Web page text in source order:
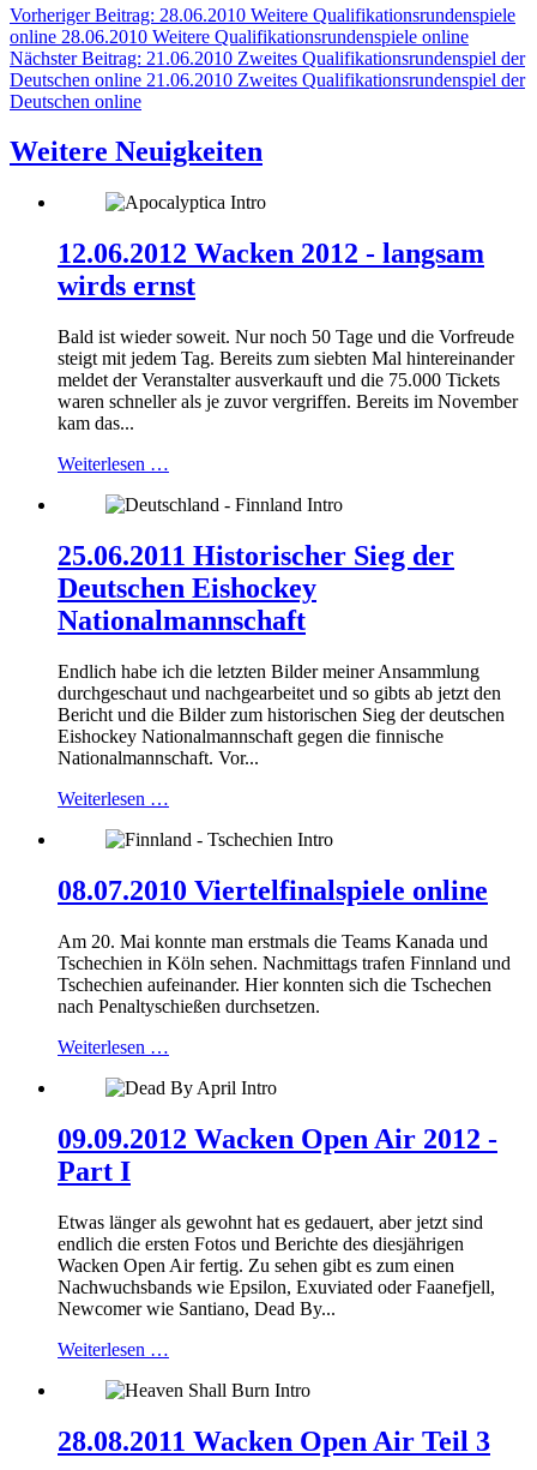
Vorheriger Beitrag: 28.06.2010 Weitere Qualifikationsrundenspiele
online 28.06.2010 Weitere Qualifikationsrundenspiele online
Nächster Beitrag: 21.06.2010 Zweites Qualifikationsrundenspiel der
Deutschen online 21.06.2010 Zweites Qualifikationsrundenspiel der
Deutschen online
Weitere Neuigkeiten
12.06.2012 Wacken 2012 - langsam
wirds ernst
Bald ist wieder soweit. Nur noch 50 Tage und die Vorfreude
steigt mit jedem Tag. Bereits zum siebten Mal hintereinander
meldet der Veranstalter ausverkauft und die 75.000 Tickets
waren schneller als je zuvor vergriffen. Bereits im November
kam das...
Weiterlesen …
25.06.2011 Historischer Sieg der
Deutschen Eishockey
Nationalmannschaft
Endlich habe ich die letzten Bilder meiner Ansammlung
durchgeschaut und nachgearbeitet und so gibts ab jetzt den
Bericht und die Bilder zum historischen Sieg der deutschen
Eishockey Nationalmannschaft gegen die finnische
Nationalmannschaft. Vor...
Weiterlesen …
08.07.2010 Viertelfinalspiele online
Am 20. Mai konnte man erstmals die Teams Kanada und
Tschechien in Köln sehen. Nachmittags trafen Finnland und
Tschechien aufeinander. Hier konnten sich die Tschechen
nach Penaltyschießen durchsetzen.
Weiterlesen …
09.09.2012 Wacken Open Air 2012 -
Part I
Etwas länger als gewohnt hat es gedauert, aber jetzt sind
endlich die ersten Fotos und Berichte des diesjährigen
Wacken Open Air fertig. Zu sehen gibt es zum einen
Nachwuchsbands wie Epsilon, Exuviated oder Faanefjell,
Newcomer wie Santiano, Dead By...
Weiterlesen …
28.08.2011 Wacken Open Air Teil 3